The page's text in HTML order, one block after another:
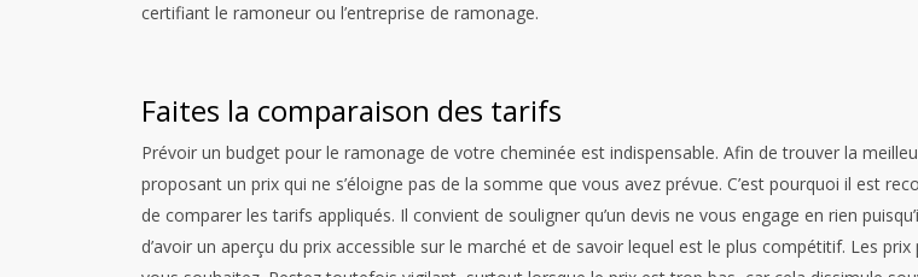
certifiant le ramoneur ou l’entreprise de ramonage.
Faites la comparaison des tarifs
Prévoir un budget pour le ramonage de votre cheminée est indispensable. Afin de trouver la
proposant un prix qui ne s’éloigne pas de la somme que vous avez prévue. C’est pourquoi il est
de comparer les tarifs appliqués. Il convient de souligner qu’un devis ne vous engage en rien
d’avoir un aperçu du prix accessible sur le marché et de savoir lequel est le plus compétitif. Les